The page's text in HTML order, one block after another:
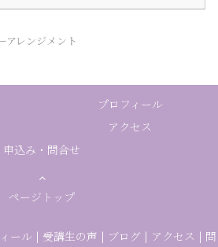
アレンジメント
プロフィール
アクセス
申込み・問合せ
ページトップ
ール | 受講生の声 | ブログ| アクセス | 問